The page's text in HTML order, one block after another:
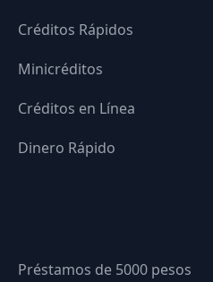
Créditos Rápidos
Minicréditos
Créditos en Línea
Dinero Rápido
Préstamos de 5000 pesos